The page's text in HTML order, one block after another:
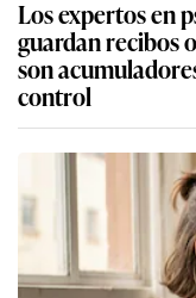
Los expertos en
guardan recibos
son
control